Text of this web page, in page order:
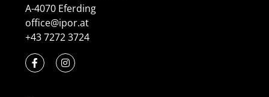
A-4070 Eferding
office@ipor.at
+43 7272 3724